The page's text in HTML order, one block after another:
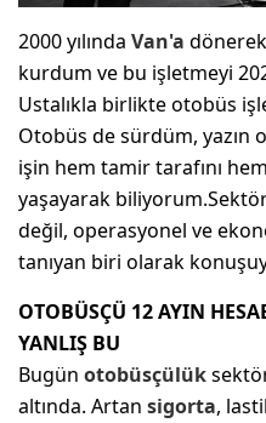
2000 yılında Van'a
kurdum ve bu işletmeyi
Ustalıkla birlikte otobüs
Otobüs de sürdüm, yazın
işin hem tamir tarafını
yaşayarak
değil, operasyonel ve
tanıyan biri olarak
OTOBÜSÇÜ 12 AYIN
YANLIŞ BU
Bugün otobüsçülük
altında. Artan sigorta,